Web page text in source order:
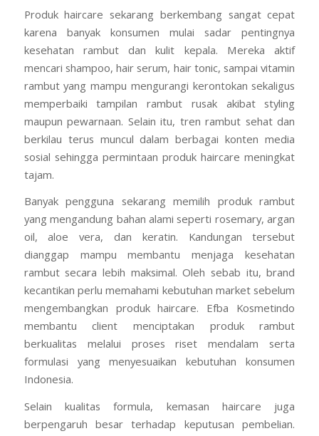
Produk haircare sekarang berkembang sangat cepat
karena banyak konsumen mulai sadar pentingnya
kesehatan rambut dan kulit kepala. Mereka aktif
mencari shampoo, hair serum, hair tonic, sampai vitamin
rambut yang mampu mengurangi kerontokan sekaligus
memperbaiki tampilan rambut rusak akibat styling
maupun pewarnaan. Selain itu, tren rambut sehat dan
berkilau terus muncul dalam berbagai konten media
sosial sehingga permintaan produk haircare meningkat
tajam.
Banyak pengguna sekarang memilih produk rambut
yang mengandung bahan alami seperti rosemary, argan
oil, aloe vera, dan keratin. Kandungan tersebut
dianggap mampu membantu menjaga kesehatan
rambut secara lebih maksimal. Oleh sebab itu, brand
kecantikan perlu memahami kebutuhan market sebelum
mengembangkan produk haircare. Efba Kosmetindo
membantu client menciptakan produk rambut
berkualitas melalui proses riset mendalam serta
formulasi yang menyesuaikan kebutuhan konsumen
Indonesia.
Selain kualitas formula, kemasan haircare juga
berpengaruh besar terhadap keputusan pembelian.